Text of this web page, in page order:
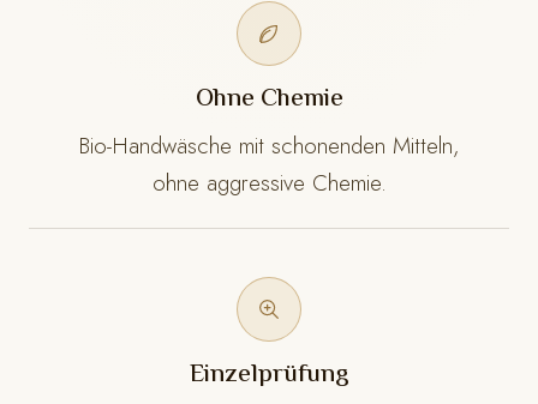
Ohne Chemie
Bio-Handwäsche mit schonenden Mitteln,
ohne aggressive Chemie.
Einzelprüfung